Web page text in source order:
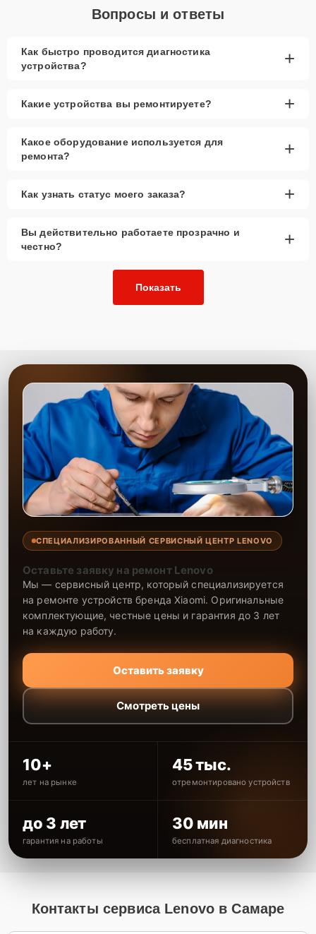
Вопросы и ответы
Как быстро проводится диагностика
устройства?
+
Какие устройства вы ремонтируете? +
Какое оборудование используется для
ремонта?
+
Как узнать статус моего заказа? +
Вы действительно работаете прозрачно и
честно?
+
Показать
СПЕЦИАЛИЗИРОВАННЫЙ СЕРВИСНЫЙ ЦЕНТР LENOVO
Оставьте заявку на ремонт Lenovo
Мы — сервисный центр, который специализируется
на ремонте устройств бренда Xiaomi. Оригинальные
комплектующие, честные цены и гарантия до 3 лет
на каждую работу.
Оставить заявку
Смотреть цены
10+
лет на рынке
45 тыс.
отремонтировано устройств
до 3 лет
гарантия на работы
30 мин
бесплатная диагностика
Контакты сервиса Lenovo в Самаре